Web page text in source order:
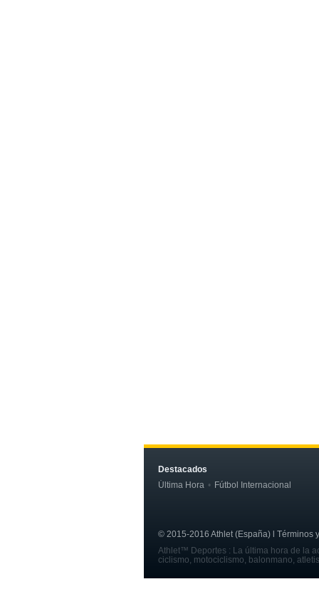
Destacados
Última Hora
Fútbol Internacional
© 2015-2016 Athlet (España) l Términos
Athlet™ Deportes : La última hora de la
ciclismo, motociclismo, balonmano,